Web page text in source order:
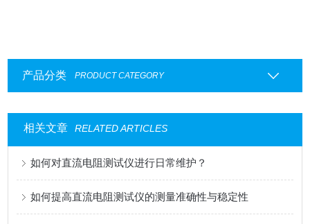
产品分类 PRODUCT CATEGORY
相关文章 RELATED ARTICLES
如何对直流电阻测试仪进行日常维护？
如何提高直流电阻测试仪的测量准确性与稳定性